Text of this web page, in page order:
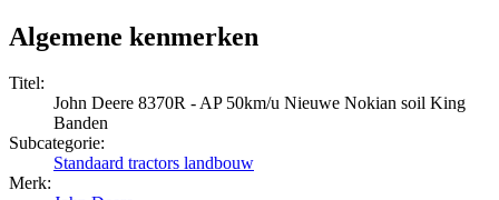
Algemene kenmerken
Titel:
John Deere 8370R - AP 50km/u Nieuwe Nokian soil King
Banden
Subcategorie:
Standaard tractors landbouw
Merk: